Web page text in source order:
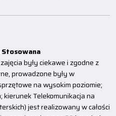
były ciekawe i zgodne z
prowadzone były w
na wysokim poziomie;
kierunek Telekomunikacja na
jest realizowany w całości